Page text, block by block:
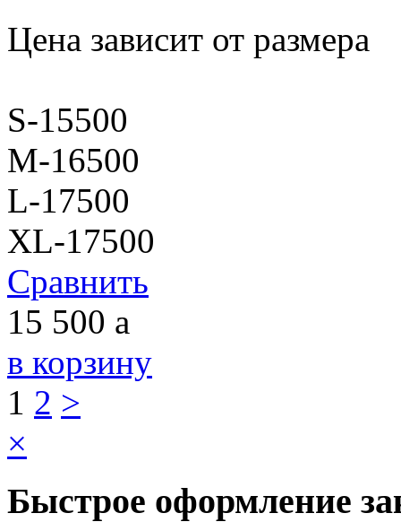
Цена зависит от размера
S-15500
M-16500
L-17500
XL-17500
Сравнить
15 500 a
в корзину
1 2 >
×
Быстрое оформление